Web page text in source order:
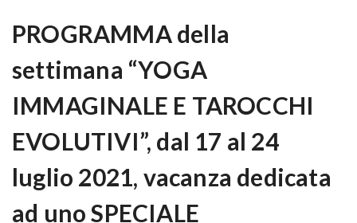
PROGRAMMA della
settimana “YOGA
IMMAGINALE E TAROCCHI
EVOLUTIVI”, dal 17 al 24
luglio 2021, vacanza dedicata
ad uno SPECIALE